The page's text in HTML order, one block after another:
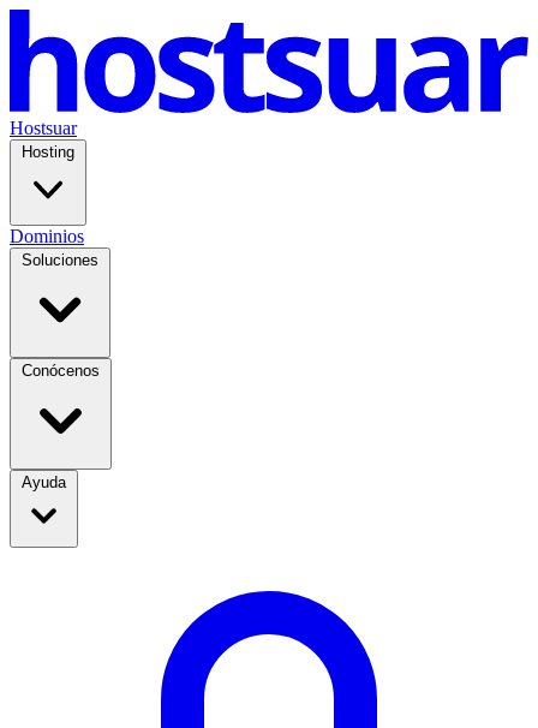
Hostsuar
Hosting
Dominios
Soluciones
Conócenos
Ayuda